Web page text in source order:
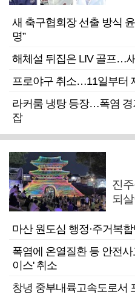
새 축구협회장 선출 방식
명”
해체설 뒤집은 LIV 골프…
프로야구 취소…11일부터
라커룸 냉탕 등장…폭염 경
잡
진
되
마산 원도심 행정·주거복
폭염에 온열질환 등 안전
이스' 취소
창녕 중부내륙고속도로서